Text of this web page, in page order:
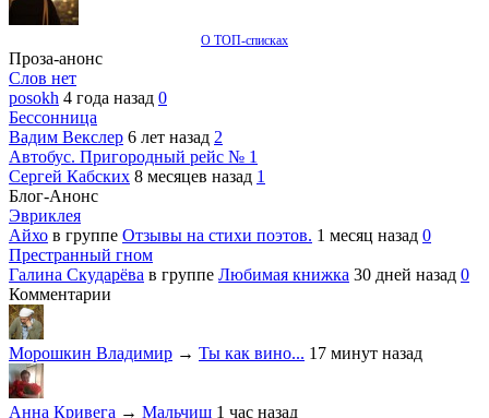
О ТОП-списках
Проза-анонс
Слов нет
posokh 4 года назад 0
Бессонница
Вадим Векслер 6 лет назад 2
Автобус. Пригородный рейс № 1
Сергей Кабских 8 месяцев назад 1
Блог-Анонс
Эвриклея
Айхо в группе Отзывы на стихи поэтов. 1 месяц назад 0
Престранный гном
Галина Скударёва в группе Любимая книжка 30 дней назад 0
Комментарии
Морошкин Владимир → Ты как вино... 17 минут назад
Анна Кривега → Мальчиш 1 час назад